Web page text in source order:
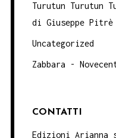
Turutun Turutun
di Giuseppe Pitrè
Uncategorized
Zabbara -
CONTATTI
Edizioni Arianna